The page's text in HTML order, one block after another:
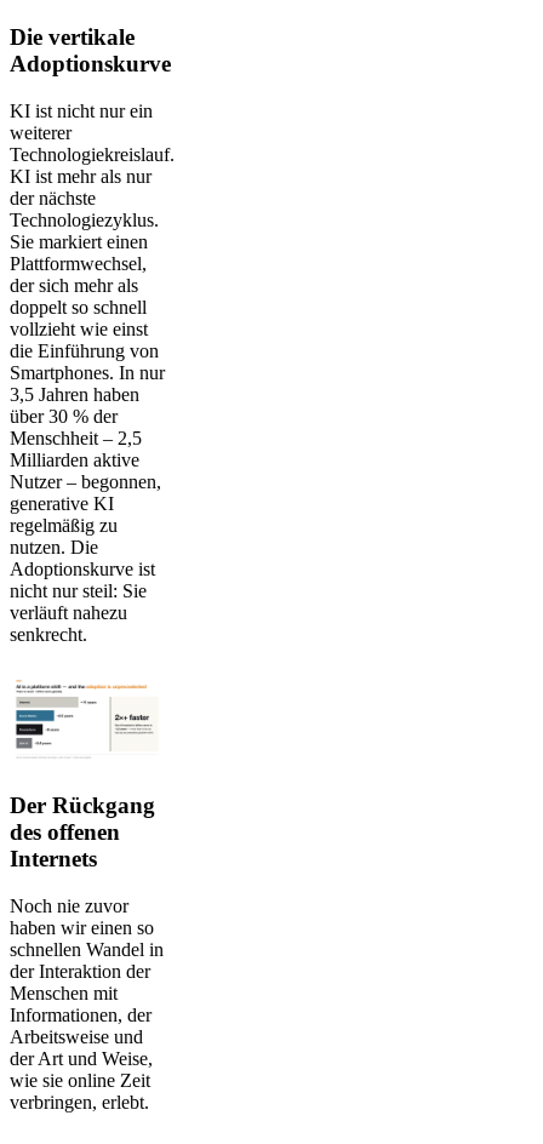
Die vertikale
Adoptionskurve
KI ist nicht nur ein
weiterer
Technologiekreislauf.
KI ist mehr als nur
der nächste
Technologiezyklus.
Sie markiert einen
Plattformwechsel,
der sich mehr als
doppelt so schnell
vollzieht wie einst
die Einführung von
Smartphones. In nur
3,5 Jahren haben
über 30 % der
Menschheit – 2,5
Milliarden aktive
Nutzer – begonnen,
generative KI
regelmäßig zu
nutzen. Die
Adoptionskurve ist
nicht nur steil: Sie
verläuft nahezu
senkrecht.
Der Rückgang
des offenen
Internets
Noch nie zuvor
haben wir einen so
schnellen Wandel in
der Interaktion der
Menschen mit
Informationen, der
Arbeitsweise und
der Art und Weise,
wie sie online Zeit
verbringen, erlebt.